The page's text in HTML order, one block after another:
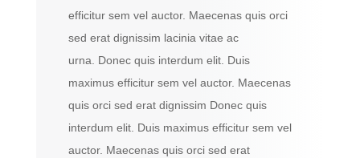
efficitur sem vel auctor. Maecenas quis orci
sed erat dignissim lacinia vitae ac
urna. Donec quis interdum elit. Duis
maximus efficitur sem vel auctor. Maecenas
quis orci sed erat dignissim Donec quis
interdum elit. Duis maximus efficitur sem vel
auctor. Maecenas quis orci sed erat